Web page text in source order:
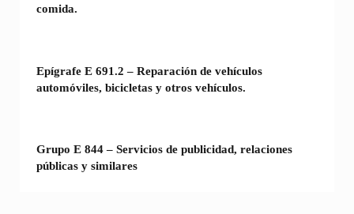
comida.
Epígrafe E 691.2 – Reparación de vehículos
automóviles, bicicletas y otros vehículos.
Grupo E 844 – Servicios de publicidad, relaciones
públicas y similares